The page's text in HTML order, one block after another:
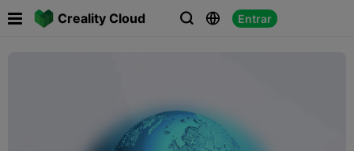
Creality Cloud   Entrar